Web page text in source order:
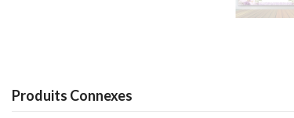
Produits Connexes